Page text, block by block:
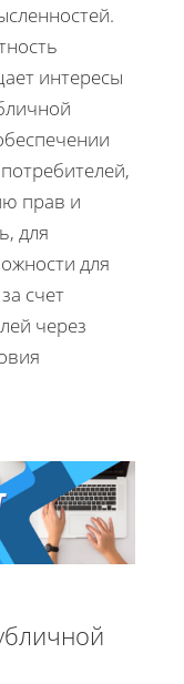
интересы
прав и
для
для
счет
через